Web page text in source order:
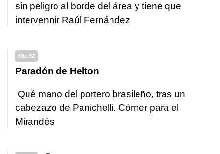
sin peligro al borde del área y tiene que
intervennir Raúl Fernández
Min 92
Paradón de Helton
Qué mano del portero brasileño, tras un
cabezazo de Panichelli. Córner para el
Mirandés